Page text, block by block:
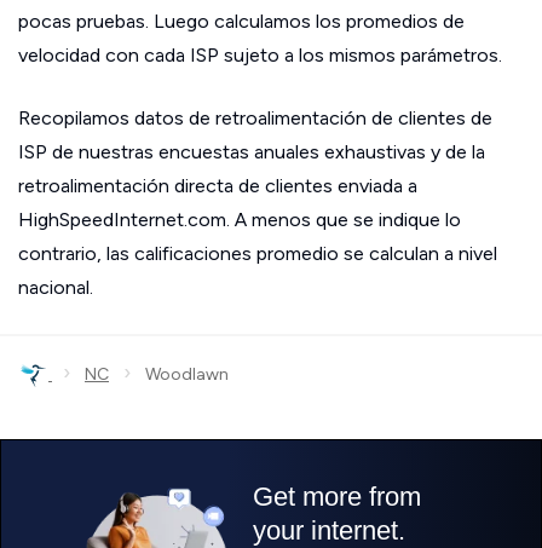
pocas pruebas. Luego calculamos los promedios de
velocidad con cada ISP sujeto a los mismos parámetros.
Recopilamos datos de retroalimentación de clientes de
ISP de nuestras encuestas anuales exhaustivas y de la
retroalimentación directa de clientes enviada a
HighSpeedInternet.com. A menos que se indique lo
contrario, las calificaciones promedio se calculan a nivel
nacional.
› NC › Woodlawn